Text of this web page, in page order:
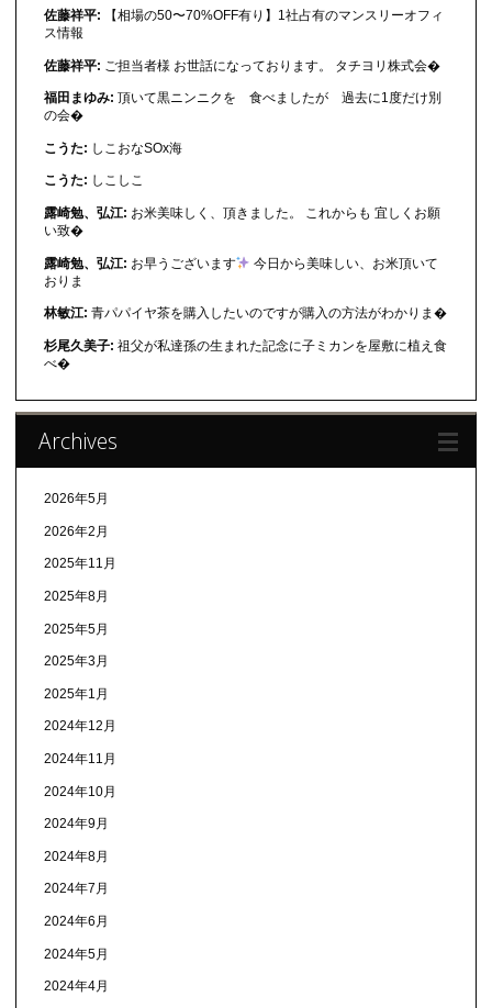
佐藤祥平: 【相場の50〜70%OFF有り】1社占有のマンスリーオフィ
ス情報
佐藤祥平: ご担当者様 お世話になっております。 タチヨリ株式会�
福田まゆみ: 頂いて黒ニンニクを 食べましたが 過去に1度だけ別
の会�
こうた: しこおなSOx海
こうた: しこしこ
露崎勉、弘江: お米美味しく、頂きました。 これからも 宜しくお願
い致�
露崎勉、弘江: お早うございます
今日から美味しい、お米頂いて
おりま
林敏江: 青パパイヤ茶を購入したいのですが購入の方法がわかりま�
杉尾久美子: 祖父が私達孫の生まれた記念に子ミカンを屋敷に植え食
べ�
Archives
2026年5月
2026年2月
2025年11月
2025年8月
2025年5月
2025年3月
2025年1月
2024年12月
2024年11月
2024年10月
2024年9月
2024年8月
2024年7月
2024年6月
2024年5月
2024年4月